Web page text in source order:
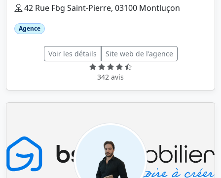
42 Rue Fbg Saint-Pierre, 03100 Montluçon
Agence
Voir les détails Site web de l'agence
342 avis